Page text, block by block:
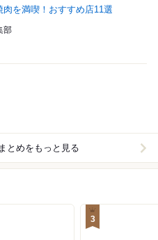
を満喫！おすすめ店11選
部
とめをもっと見る
3